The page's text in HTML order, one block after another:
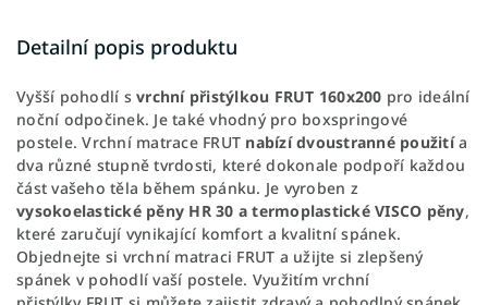
Detailní popis produktu
Vyšší pohodlí s vrchní přistýlkou FRUT 160x200 pro ideální
noční odpočinek. Je také vhodný pro boxspringové
postele. Vrchní matrace FRUT nabízí dvoustranné použitía
dva různé stupně tvrdosti, které dokonale podpoří každou
část vašeho těla během spánku. Je vyroben z
vysokoelastické pěny HR 30 a termoplastické VISCO pěny,
které zaručují vynikající komfort a kvalitní spánek.
Objednejte si vrchní matraci FRUT a užijte si zlepšený
spánek v pohodlí vaší postele. Využitím vrchní